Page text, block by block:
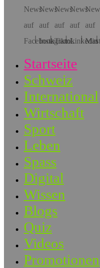
Startseite
Schweiz
International
Wirtschaft
Sport
Leben
Spass
Digital
Wissen
Blogs
Quiz
Videos
Promotionen